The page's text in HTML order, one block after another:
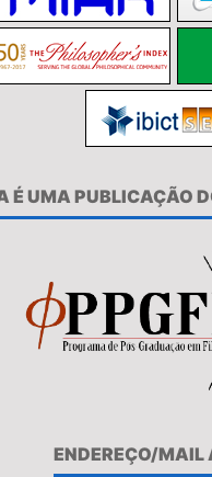
É UMA PUBLICAÇÃO
ENDEREÇO/MAIL